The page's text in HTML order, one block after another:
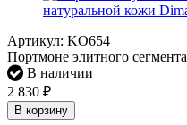
Артикул: KO654
Портмоне элитного сегмента
В наличии
2 830 ₽
В корзину